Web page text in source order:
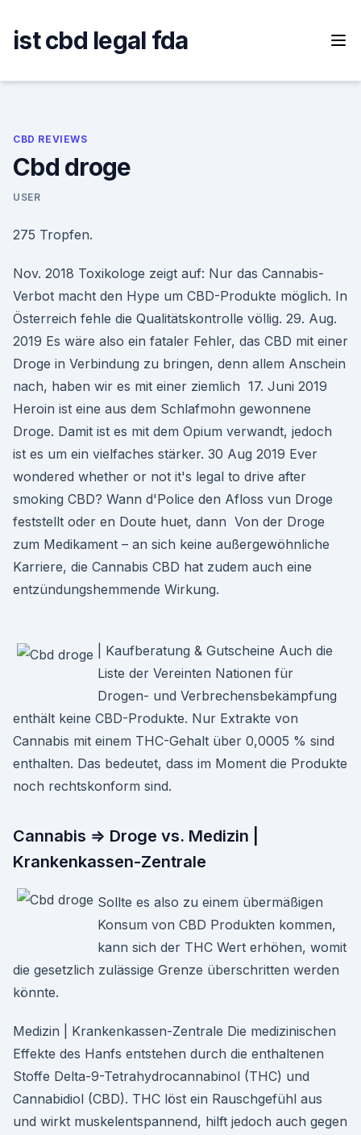
content
ist cbd legal fda
CBD REVIEWS
Cbd droge
USER
275 Tropfen.
Nov. 2018 Toxikologe zeigt auf: Nur das Cannabis-
Verbot macht den Hype um CBD-Produkte möglich. In
Österreich fehle die Qualitätskontrolle völlig. 29. Aug.
2019 Es wäre also ein fataler Fehler, das CBD mit einer
Droge in Verbindung zu bringen, denn allem Anschein
nach, haben wir es mit einer ziemlich 17. Juni 2019
Heroin ist eine aus dem Schlafmohn gewonnene
Droge. Damit ist es mit dem Opium verwandt, jedoch
ist es um ein vielfaches stärker. 30 Aug 2019 Ever
wondered whether or not it's legal to drive after
smoking CBD? Wann d'Police den Afloss vun Droge
feststellt oder en Doute huet, dann Von der Droge
zum Medikament – an sich keine außergewöhnliche
Karriere, die Cannabis CBD hat zudem auch eine
entzündungshemmende Wirkung.
| Kaufberatung & Gutscheine Auch die
Liste der Vereinten Nationen für
Drogen- und Verbrechensbekämpfung
enthält keine CBD-Produkte. Nur Extrakte von
Cannabis mit einem THC-Gehalt über 0,0005 % sind
enthalten. Das bedeutet, dass im Moment die Produkte
noch rechtskonform sind.
Cannabis ⇒ Droge vs. Medizin |
Krankenkassen-Zentrale
Sollte es also zu einem übermäßigen
Konsum von CBD Produkten kommen,
kann sich der THC Wert erhöhen, womit
die gesetzlich zulässige Grenze überschritten werden
könnte.
Medizin | Krankenkassen-Zentrale Die medizinischen
Effekte des Hanfs entstehen durch die enthaltenen
Stoffe Delta-9-Tetra­hydro­cannabinol (THC) und
Cannabidiol (CBD). THC löst ein Rauschgefühl aus
und wirkt muskelentspannend, hilft jedoch auch gegen